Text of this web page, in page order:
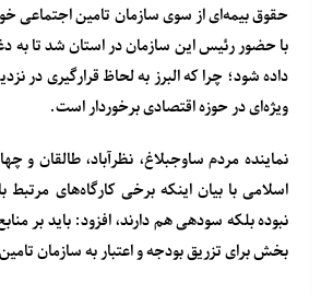
حقوق بیمه‌ای از سوی سازمان تامین اجتماعی
با حضور رئیس این سازمان در استان شد تا به
داده شود؛ چرا که البرز به لحاظ قرارگیری در
ویژه‌ای در حوزه اقتصادی برخوردار است.
نماینده مردم ساوجبلاغ، نظرآباد، طالقان و
اسلامی با بیان اینکه برخی کارگاه‌های مرتبط
نبوده بلکه سودهی هم دارند، افزود: باید بر
بخش برای تزریق بودجه و اعتبار به سازمان